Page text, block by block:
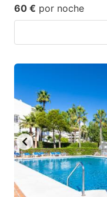
60 € por noche